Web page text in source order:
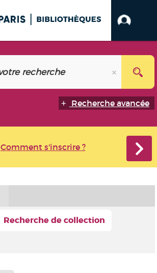
Recherche avancée
Comment s'inscrire ?
Recherche de collection